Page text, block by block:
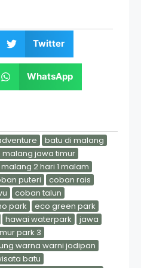
Twitter
WhatsApp
batu di malang
malang jawa timur
2 hari 1 malam
puteri
coban rais
coban talun
park
eco green park
hawai waterpark
jawa
park 3
warna warni jodipan
batu